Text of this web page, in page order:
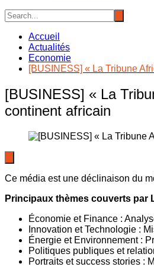
Accueil
Actualités
Economie
[BUSINESS] « La Tribune
[BUSINESS] « La
continent africain
Ce média est une déclinaison du
Principaux thèmes couverts par
Économie et Finance :
Innovation et Technologie :
Énergie et Environnement :
Politiques publiques et
Portraits et success stories :